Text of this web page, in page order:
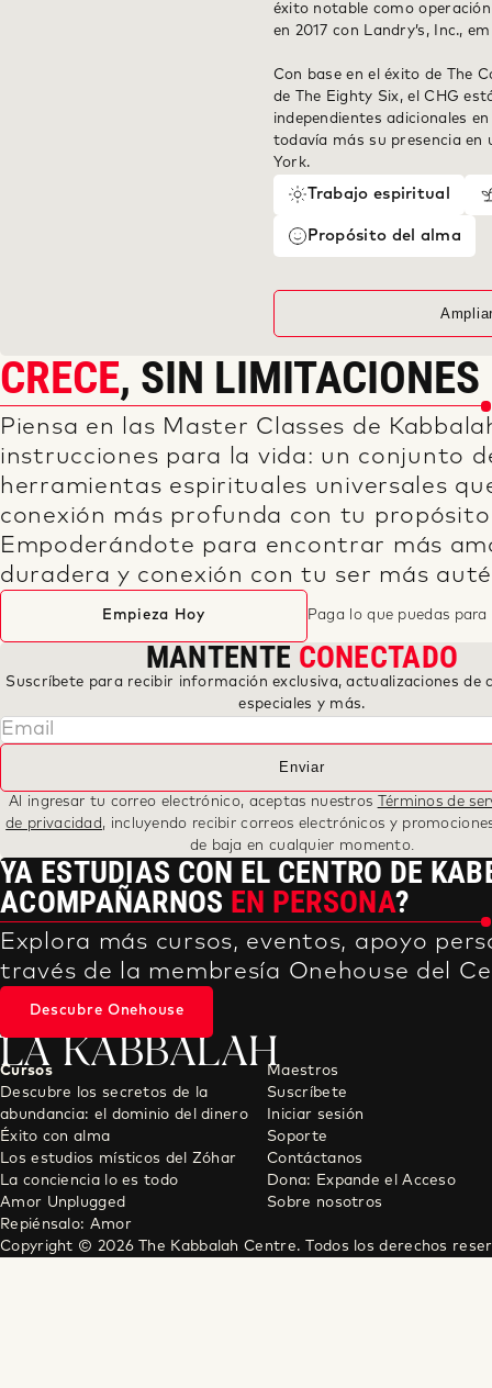
éxito notable como
en 2017 con Landry’s, Inc.,
Con base en el éxito de The
de The Eighty Six, el CHG
independientes adicionales
todavía más su presencia en
York.
Trabajo espiritual
Propósito del alma
CRECE, SIN LIMITACIONES
Piensa en las Master Classes de
instrucciones para la vida: un conjunto
herramientas espirituales universales
conexión más profunda con tu propósito
Empoderándote para encontrar más
duradera y conexión con tu ser más
Empieza Hoy Paga lo que puedas para
MANTENTE CONECTADO
Suscríbete para recibir información exclusiva, actualizaciones de
especiales y más.
Enviar
Al ingresar tu correo electrónico, aceptas nuestros
Términos de
de privacidad, incluyendo recibir correos electrónicos y
de baja en cualquier momento.
YA ESTUDIAS CON EL CENTRO DE
ACOMPAÑARNOS EN PERSONA?
Explora más cursos, eventos, apoyo
través de la membresía Onehouse del
Descubre Onehouse
LA KABBALAH
Cursos
Descubre los secretos de la
abundancia: el dominio del dinero
Éxito con alma
Los estudios místicos del Zóhar
La conciencia lo es todo
Amor Unplugged
Repiénsalo: Amor
Maestros
Suscríbete
Iniciar sesión
Soporte
Contáctanos
Dona: Expande el Acceso
Sobre nosotros
Copyright © 2026 The Kabbalah Centre. Todos los derechos